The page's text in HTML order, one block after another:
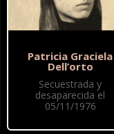
Patricia Graciela
Dell’orto
Secuestrada y
desaparecida el
05/11/1976